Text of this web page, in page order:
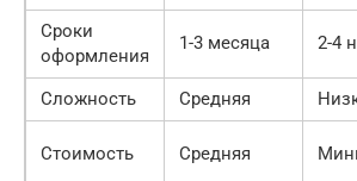
Сроки
оформления
1-3 месяца 2-4
Сложность
Средняя
Стоимость Средняя